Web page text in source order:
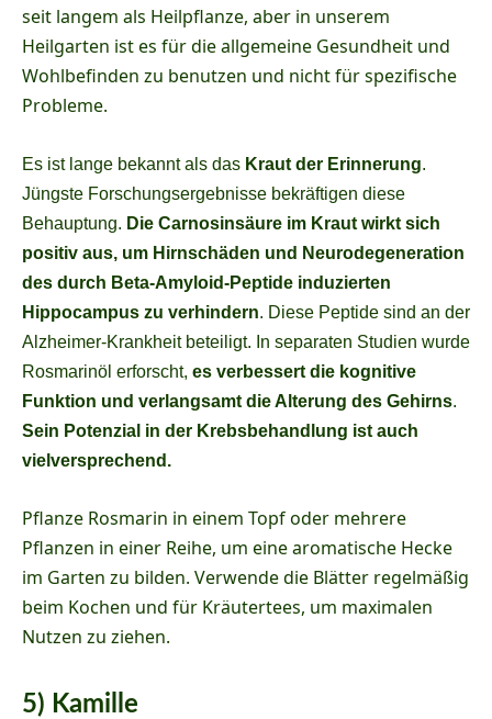
seit langem als Heilpflanze, aber in unserem
Heilgarten ist es für die allgemeine Gesundheit und
Wohlbefinden zu benutzen und nicht für spezifische
Probleme.
Es ist lange bekannt als das Kraut der Erinnerung.
Jüngste Forschungsergebnisse bekräftigen diese
Behauptung. Die Carnosinsäure im Kraut wirkt sich
positiv aus, um Hirnschäden und Neurodegeneration
des durch Beta-Amyloid-Peptide induzierten
Hippocampus zu verhindern. Diese Peptide sind an der
Alzheimer-Krankheit beteiligt. In separaten Studien wurde
Rosmarinöl erforscht, es verbessert die kognitive
Funktion und verlangsamt die Alterung des Gehirns.
Sein Potenzial in der Krebsbehandlung ist auch
vielversprechend.
Pflanze Rosmarin in einem Topf oder mehrere
Pflanzen in einer Reihe, um eine aromatische Hecke
im Garten zu bilden. Verwende die Blätter regelmäßig
beim Kochen und für Kräutertees, um maximalen
Nutzen zu ziehen.
5) Kamille